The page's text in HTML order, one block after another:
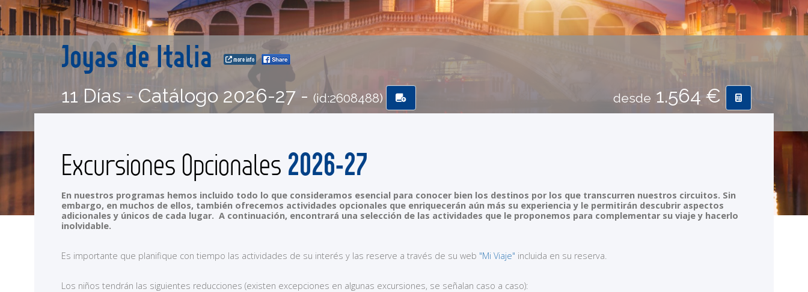
Joyas de Italia more info
11 Días - Catálogo 2026-27 - (id:2608488) desde 1.564 €
Excursiones Opcionales 2026-27
En nuestros programas hemos incluido todo lo que consideramos esencial para conocer bien los destinos por los que transcurren nuestros circuitos. Sin
embargo, en muchos de ellos, también ofrecemos actividades opcionales que enriquecerán aún más su experiencia y le permitirán descubrir aspectos
adicionales y únicos de cada lugar. A continuación, encontrará una selección de las actividades que le proponemos para complementar su viaje y hacerlo
inolvidable.
Es importante que planifique con tiempo las actividades de su interés y las reserve a través de su web "Mi Viaje" incluida en su reserva.
Los niños tendrán las siguientes reducciones (existen excepciones en algunas excursiones, se señalan caso a caso):